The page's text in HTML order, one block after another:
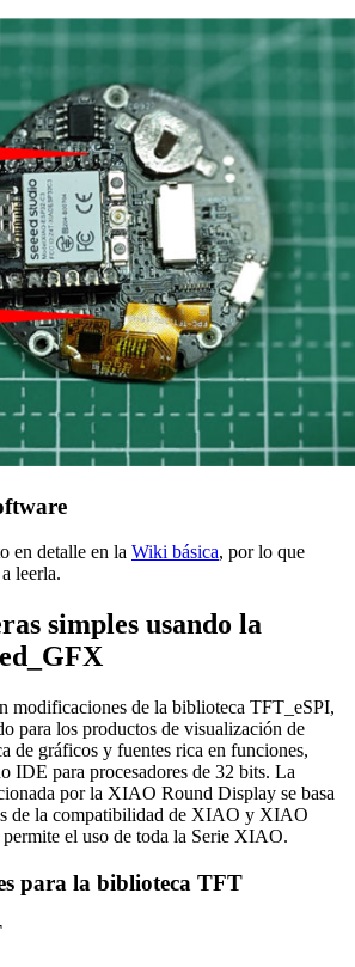
en detalle en la Wiki básica, por lo que
leerla.
simples usando la
modificaciones de la biblioteca TFT_eSPI,
para los productos de visualización de
de gráficos y fuentes rica en funciones,
IDE para procesadores de 32 bits. La
por la XIAO Round Display se basa
de la compatibilidad de XIAO y XIAO
el uso de toda la Serie XIAO.
para la biblioteca TFT